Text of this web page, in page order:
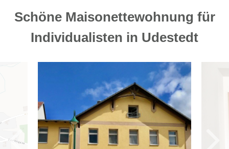
Schöne Maisonettewohnung für
Individualisten in Udestedt